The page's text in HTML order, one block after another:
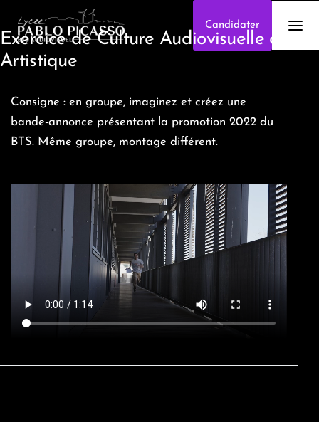
Candidater
Exercice de Culture Audiovisuelle et
Artistique
Consigne : en groupe, imaginez et créez une
bande-annonce présentant la promotion 2022 du
BTS. Même groupe, montage différent.